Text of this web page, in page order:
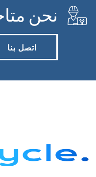
نحن
اتصل بنا